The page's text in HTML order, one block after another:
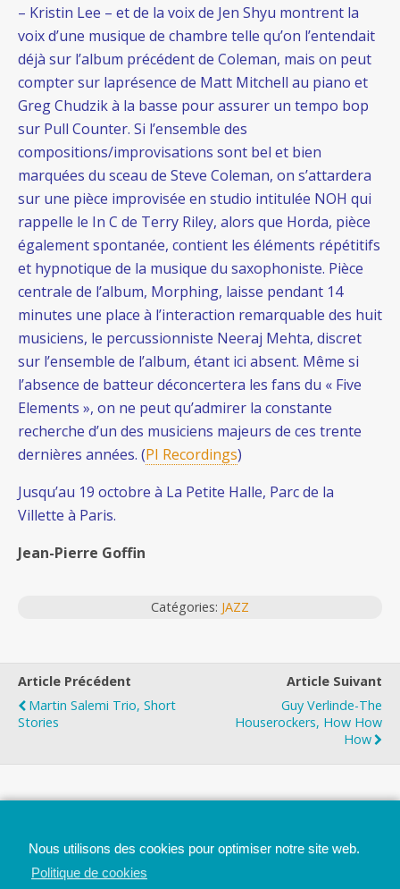
– Kristin Lee – et de la voix de Jen Shyu montrent la
voix d’une musique de chambre telle qu’on l’entendait
déjà sur l’album précédent de Coleman, mais on peut
compter sur laprésence de Matt Mitchell au piano et
Greg Chudzik à la basse pour assurer un tempo bop
sur Pull Counter. Si l’ensemble des
compositions/improvisations sont bel et bien
marquées du sceau de Steve Coleman, on s’attardera
sur une pièce improvisée en studio intitulée NOH qui
rappelle le In C de Terry Riley, alors que Horda, pièce
également spontanée, contient les éléments répétitifs
et hypnotique de la musique du saxophoniste. Pièce
centrale de l’album, Morphing, laisse pendant 14
minutes une place à l’interaction remarquable des huit
musiciens, le percussionniste Neeraj Mehta, discret
sur l’ensemble de l’album, étant ici absent. Même si
l’absence de batteur déconcertera les fans du « Five
Elements », on ne peut qu’admirer la constante
recherche d’un des musiciens majeurs de ces trente
dernières années. (PI Recordings)
Jusqu’au 19 octobre à La Petite Halle, Parc de la
Villette à Paris.
Jean-Pierre Goffin
Catégories: JAZZ
Article Précédent
Martin Salemi Trio, Short
Stories
Article Suivant
Guy Verlinde-The
Houserockers, How How
How
Nous utilisons des cookies pour optimiser notre site web.
Politique de cookies